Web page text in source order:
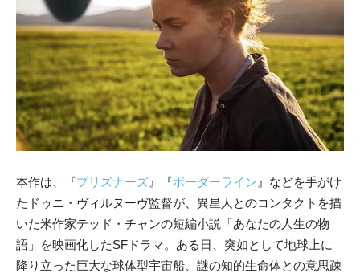
本作は、『プリズナーズ 』『ボーダーライン 』などを手がけ
たドゥニ・ヴィルヌーヴ監督が、異星人とのコンタクトを描
いた米作家テッド・チャンの短編小説「あなたの人生の物
語」を映画化したSFドラマ。ある日、突如として地球上に
降り立った巨大な球体型宇宙船、謎の知的生命体との意思疎